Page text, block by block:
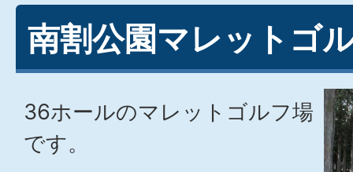
南割公園マレットゴ
36ホールのマレットゴルフ場
です。